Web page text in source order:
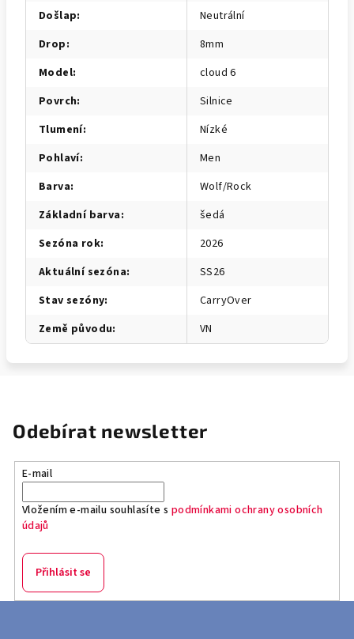
Došlap:
Neutrální
Drop:
8mm
Model:
cloud 6
Povrch:
Silnice
Tlumení:
Nízké
Pohlaví:
Men
Barva:
Wolf/Rock
Základní barva:
šedá
Sezóna rok:
2026
Aktuální sezóna:
SS26
Stav sezóny:
CarryOver
Země původu: VN
Odebírat newsletter
E-mail
Vložením e-mailu souhlasíte s podmínkami ochrany osobních
údajů
Přihlásit se